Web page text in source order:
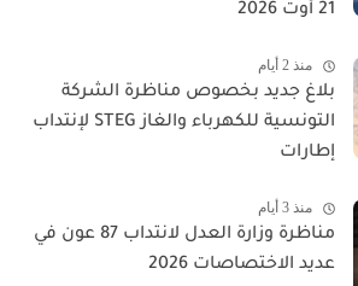
21 أوت 2026
منذ 2 أيام
بلاغ جديد بخصوص مناظرة الشركة
التونسية للكهرباء والغاز STEG لإنتداب
إطارات
منذ 3 أيام
مناظرة وزارة العدل لانتداب 87 عون في
عديد الاختصاصات 2026